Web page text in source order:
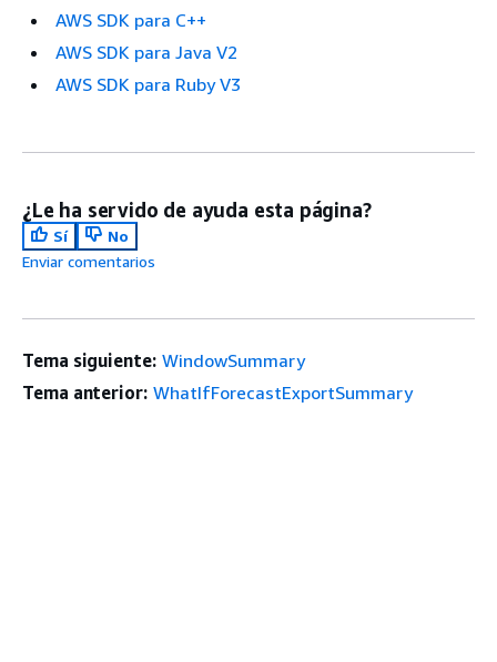
AWS SDK para C++
AWS SDK para Java V2
AWS SDK para Ruby V3
¿Le ha servido de ayuda esta página?
Sí
No
Enviar comentarios
Tema siguiente: WindowSummary
Tema anterior: WhatIfForecastExportSummary